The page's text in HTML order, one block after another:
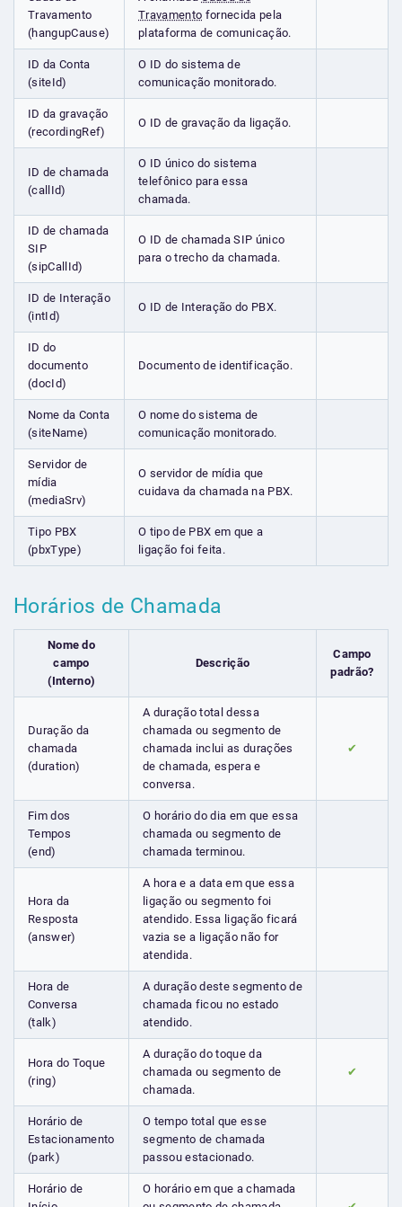
Travamento
(hangupCause)
Travamento fornecida pela
plataforma de comunicação.
ID da Conta
(siteId)
O ID do sistema de
comunicação monitorado.
ID da gravação
(recordingRef)
O ID de gravação da ligação.
ID de chamada
(callId)
O ID único do sistema
telefônico para essa
chamada.
ID de chamada
SIP
(sipCallId)
O ID de chamada SIP único
para o trecho da chamada.
ID de Interação
(intId)
O ID de Interação do PBX.
ID do
documento
(docId)
Documento de identificação.
Nome da Conta
(siteName)
O nome do sistema de
comunicação monitorado.
Servidor de
mídia
(mediaSrv)
O servidor de mídia que
cuidava da chamada na PBX.
Tipo PBX
(pbxType)
O tipo de PBX em que a
ligação foi feita.
Horários de Chamada
Nome do
campo
(Interno)
Descrição
Campo
padrão?
Duração da
chamada
(duration)
A duração total dessa
chamada ou segmento de
chamada inclui as durações
de chamada, espera e
conversa.
✔
Fim dos
Tempos
(end)
O horário do dia em que essa
chamada ou segmento de
chamada terminou.
Hora da
Resposta
(answer)
A hora e a data em que essa
ligação ou segmento foi
atendido. Essa ligação ficará
vazia se a ligação não for
atendida.
Hora de
Conversa
(talk)
A duração deste segmento de
chamada ficou no estado
atendido.
Hora do Toque
(ring)
A duração do toque da
chamada ou segmento de
chamada.
✔
Horário de
Estacionamento
(park)
O tempo total que esse
segmento de chamada
passou estacionado.
Horário de
O horário em que a chamada